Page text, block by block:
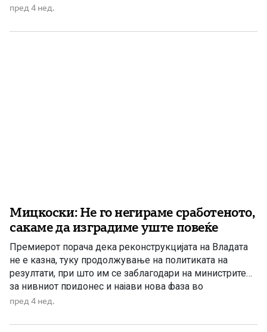
ситуации, послабиот обично најгласно се обидуваше да
го кренеше гласот […]
пред 4 нед.
Мицкоски: Не го негираме сработеното,
сакаме да изградиме уште повеќе
Премиерот порача дека реконструкцијата на Владата
не е казна, туку продолжување на политиката на
резултати, при што им се заблагодари на министрите
за нивниот придонес и најави нова фаза во
реализацијата на владината програма. Премиерот
Собранието посветена на реконструкцијата на Владата,
пред 4 нед.